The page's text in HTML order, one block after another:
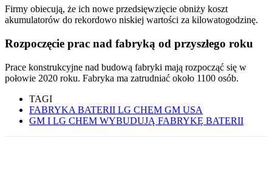
Firmy obiecują, że ich nowe przedsięwzięcie obniży koszt
akumulatorów do rekordowo niskiej wartości za kilowatogodzinę.
Rozpoczęcie prac nad fabryką od przyszłego roku
Prace konstrukcyjne nad budową fabryki mają rozpocząć się w
połowie 2020 roku. Fabryka ma zatrudniać około 1100 osób.
TAGI
FABRYKA BATERII LG CHEM GM USA
GM I LG CHEM WYBUDUJĄ FABRYKĘ BATERII